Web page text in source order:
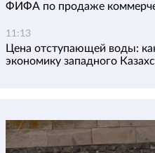
ФИФА по продаже
11:13
Цена отступающей воды:
экономику западного